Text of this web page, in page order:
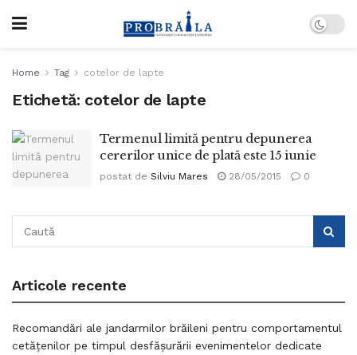
Home Tag cotelor de lapte
Etichetă: cotelor de lapte
Termenul limită pentru depunerea
cererilor unice de plată este 15 iunie
postat de Silviu Mares 28/05/2015 0
Articole recente
Recomandări ale jandarmilor brăileni pentru comportamentul
cetățenilor pe timpul desfășurării evenimentelor dedicate